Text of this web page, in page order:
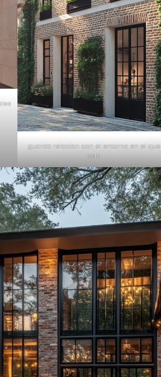
guarda relacion con el entorno en el que
esta